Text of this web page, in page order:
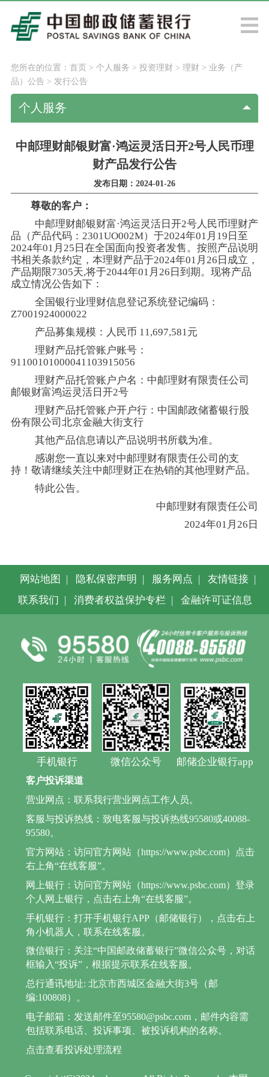
您所在的位置： 首页> 个人服务 > 投资理财 > 理财 > 业务（产
品）公告 > 发行公告
个人服务
中邮理财邮银财富·鸿运灵活日开2号人民币理
财产品发行公告
发布日期：2024-01-26
尊敬的客户：
中邮理财邮银财富·鸿运灵活日开2号人民币理财产
品（产品代码：2301UO002M）于2024年01月19日至
2024年01月25日在全国面向投资者发售。按照产品说明
书相关条款约定，本理财产品于2024年01月26日成立，
产品期限7305天,将于2044年01月26日到期。现将产品
成立情况公告如下：
全国银行业理财信息登记系统登记编码：
Z7001924000022
产品募集规模：人民币 11,697,581元
理财产品托管账户账号：
91100101000041103915056
理财产品托管账户户名：中邮理财有限责任公司
邮银财富鸿运灵活日开2号
理财产品托管账户开户行：中国邮政储蓄银行股
份有限公司北京金融大街支行
其他产品信息请以产品说明书所载为准。
感谢您一直以来对中邮理财有限责任公司的支
持！敬请继续关注中邮理财正在热销的其他理财产品。
特此公告。
中邮理财有限责任公司
2024年01月26日
网站地图 隐私保密声明 服务网点 友情链接
联系我们
消费者权益保护专栏 金融许可证信息
手机银行 微信公众号 邮储企业银行app
客户投诉渠道
营业网点：联系我行营业网点工作人员。
客服与投诉热线：致电客服与投诉热线95580或40088-
95580。
官方网站：访问官方网站（https://www.psbc.com）点击
右上角“在线客服”。
网上银行：访问官方网站（https://www.psbc.com）登录
个人网上银行，点击右上角“在线客服”。
手机银行：打开手机银行APP（邮储银行），点击右上
角小机器人，联系在线客服。
微信银行：关注“中国邮政储蓄银行”微信公众号，对话
框输入“投诉”，根据提示联系在线客服。
总行通讯地址: 北京市西城区金融大街3号（邮
编:100808）。
电子邮箱：发送邮件至95580@psbc.com，邮件内容需
包括联系电话、投诉事项、被投诉机构的名称。
点击查看投诉处理流程